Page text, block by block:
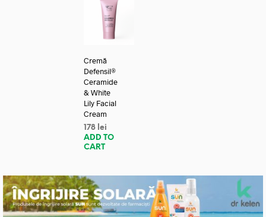
Cremă
Defensil®
Ceramide
& White
Lily Facial
Cream
178 lei
ADD TO
CART